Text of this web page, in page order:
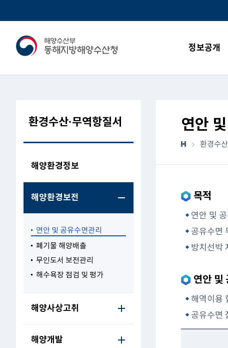
정보공개
환경수산·무역항질서
해양환경정보
해양환경보전
연안 및 공유수면관리
폐기물 해양배출
무인도서 보전관리
해수욕장 점검 및 평가
해양사상고취
해양개발
연안
환경수
목적
연안 및
공유수면
방치선박
연안 및
해역이용
공유수면